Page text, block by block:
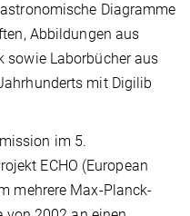
Diagramme
Abbildungen aus
sowie Laborbücher aus
mit Digilib
im 5.
ECHO (European
mehrere Max-Planck-